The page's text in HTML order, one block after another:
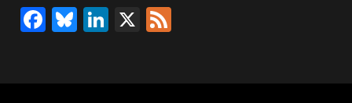
F
Bl
Li X